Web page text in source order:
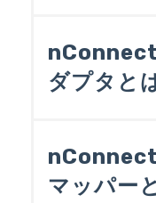
ataSpider
様にご相談く
オプション製
表］をご覧く
わせください。
ション製品は
ダプタと
のことです。
はアイコンで
の項目を設定
マッパー